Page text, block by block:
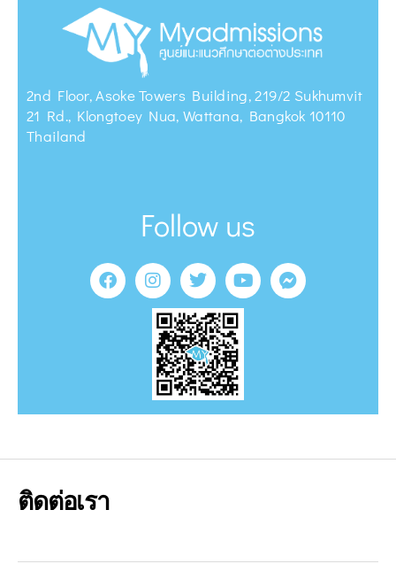
2nd Floor, Asoke Towers Building, 219/2 Sukhumvit
21 Rd., Klongtoey Nua, Wattana, Bangkok 10110
Thailand
Follow us
ติดต่อเรา